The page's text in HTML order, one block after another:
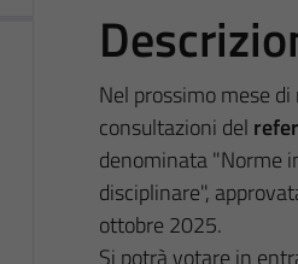
Nel prossimo mese di
consultazioni del
denominata "Norme
disciplinare",
ottobre 2025.
Si potrà votare in